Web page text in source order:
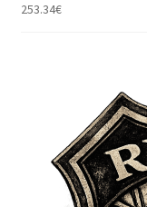
253.34€